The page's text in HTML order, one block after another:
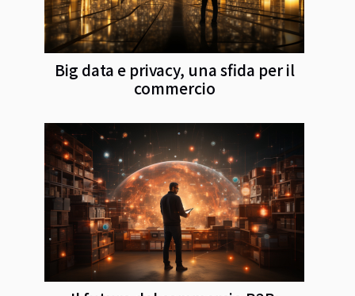
Big data e privacy, una sfida per il
commercio